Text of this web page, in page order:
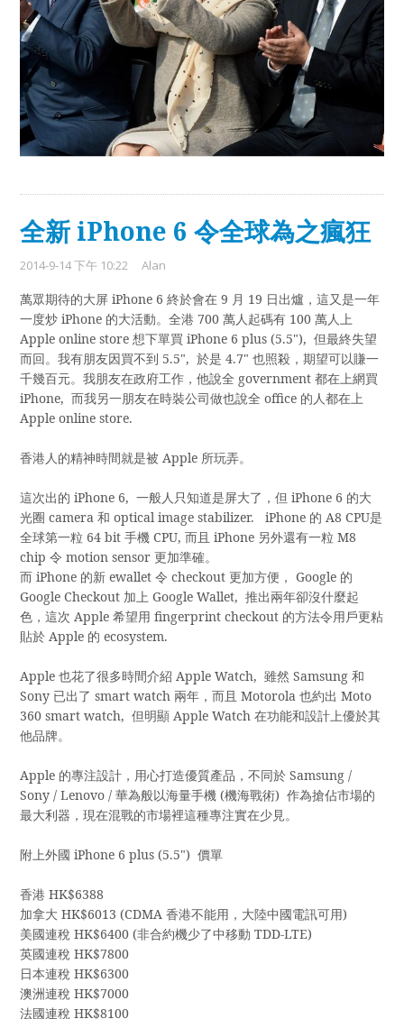
全新 iPhone 6 令全球為之瘋狂
2014-9-14 下午 10:22 Alan
萬眾期待的大屏 iPhone 6終於會在 9 月 19 日出爐，這又是一年
一度炒 iPhone 的大活動。全港 700萬人起碼有 100萬人上
Apple online store想下單買 iPhone 6 plus (5.5"),但最終失望
而回。我有朋友因買不到 5.5",於是 4.7"也照殺，期望可以賺一
千幾百元。我朋友在政府工作，他說全 government都在上網買
iPhone,而我另一朋友在時裝公司做也說全 office 的人都在上
Apple online store.
香港人的精神時間就是被 Apple 所玩弄。
這次出的 iPhone 6,一般人只知道是屏大了，但 iPhone 6 的大
光圈 camera和 optical image stabilizer. iPhone 的 A8 CPU是
全球第一粒 64 bit手機 CPU,而且 iPhone 另外還有一粒 M8
chip令 motion sensor更加準確。
而 iPhone 的新 ewallet令 checkout更加方便， Google 的
Google Checkout 加上 Google Wallet,推出兩年卻沒什麼起
色，這次 Apple希望用 fingerprint checkout 的方法令用戶更粘
貼於 Apple 的 ecosystem.
Apple也花了很多時間介紹 Apple Watch,雖然 Samsung和
Sony 已出了 smart watch兩年，而且 Motorola也約出 Moto
360 smart watch,但明顯 Apple Watch在功能和設計上優於其
他品牌。
Apple 的專注設計， 用心打造優質產品，不同於 Samsung /
Sony / Lenovo /華為般以海量手機 (機海戰術)作為搶佔市場的
最大利器，現在混戰的市場裡這種專注實在少見。
附上外國 iPhone 6 plus (5.5")價單
香港 HK$6388
加拿大 HK$6013 (CDMA香港不能用， 大陸中國電訊可用)
美國連稅 HK$6400 (非合約機少了中移動 TDD-LTE)
英國連稅 HK$7800
日本連稅 HK$6300
澳洲連稅 HK$7000
法國連稅 HK$8100